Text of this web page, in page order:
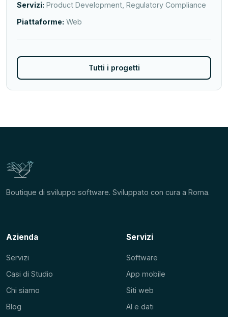
Servizi: Product Development, Regulatory Compliance
Piattaforme: Web
Tutti i progetti
Boutique di sviluppo software. Sviluppato con cura a Roma.
Azienda
Servizi
Casi di Studio
Chi siamo
Blog
Servizi
Software
App mobile
Siti web
AI e dati